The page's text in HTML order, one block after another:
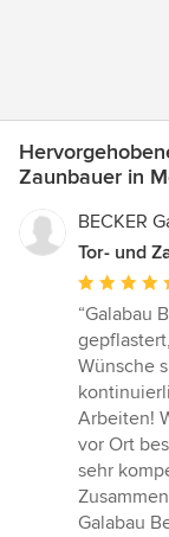
Zaunbauer in
BECKER
Tor- und
5
von
5
Sternen
“Galabau
Wünsche
Arbeiten!
vor Ort
sehr
Galabau